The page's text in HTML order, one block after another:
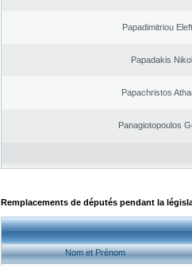
Papadimitriou
Papadakis
Papachristos
Panagiotopoulos
Remplacements de députés pendant la
Nom et Prénom